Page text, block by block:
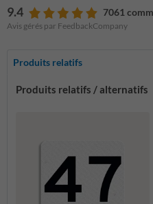
9.4 7061
Avis gérés par FeedbackCompany
Produits relatifs
Produits relatifs / alternatifs